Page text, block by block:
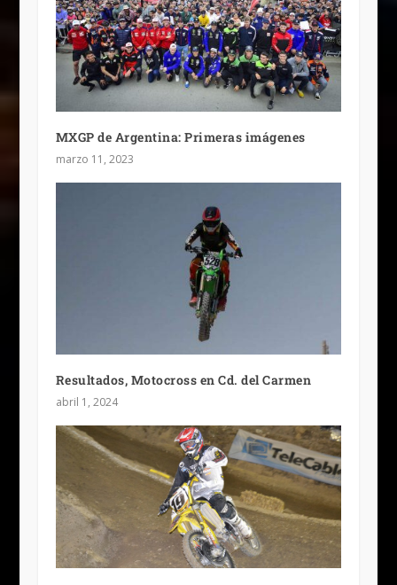
MXGP de Argentina: Primeras imágenes
marzo 11, 2023
Resultados, Motocross en Cd. del Carmen
abril 1, 2024